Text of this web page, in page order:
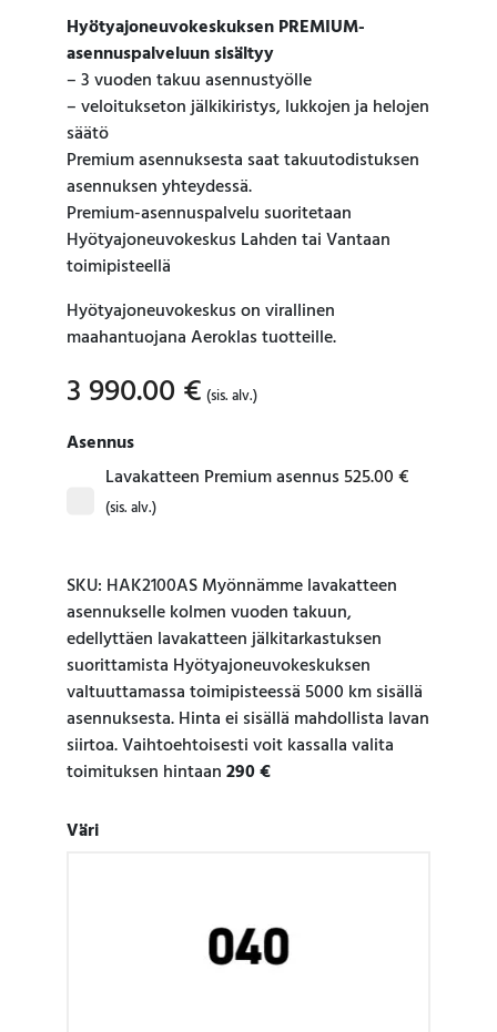
Hyötyajoneuvokeskuksen PREMIUM-
asennuspalveluun sisältyy
– 3 vuoden takuu asennustyölle
– veloitukseton jälkikiristys, lukkojen ja helojen
säätö
Premium asennuksesta saat takuutodistuksen
asennuksen yhteydessä.
Premium-asennuspalvelu suoritetaan
Hyötyajoneuvokeskus Lahden tai Vantaan
toimipisteellä
Hyötyajoneuvokeskus on virallinen
maahantuojana Aeroklas tuotteille.
3 990.00 € (sis. alv.)
Asennus
Lavakatteen Premium asennus525.00€
(sis. alv.)
SKU: HAK2100AS Myönnämme lavakatteen
asennukselle kolmen vuoden takuun,
edellyttäen lavakatteen jälkitarkastuksen
suorittamista Hyötyajoneuvokeskuksen
valtuuttamassa toimipisteessä 5000 km sisällä
asennuksesta. Hinta ei sisällä mahdollista lavan
siirtoa. Vaihtoehtoisesti voit kassalla valita
toimituksen hintaan290 €
Väri